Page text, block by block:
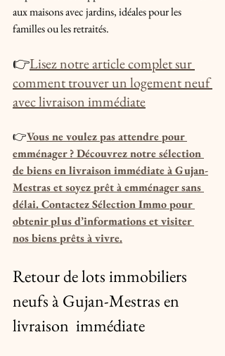
aux maisons avec jardins, idéales pour les
familles ou les retraités.
👉Lisez notre article complet sur
comment trouver un logement neuf
avec livraison immédiate
👉Vous ne voulez pas attendre pour
emménager ? Découvrez notre sélection
de biens en livraison immédiate à Gujan-
Mestras et soyez prêt à emménager sans
délai. Contactez Sélection Immo pour
obtenir plus d’informations et visiter
nos biens prêts à vivre.
Retour de lots immobiliers
neufs à Gujan-Mestras en
livraison  immédiate